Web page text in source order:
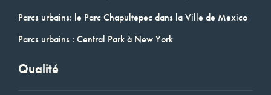
Parcs urbains: le Parc Chapultepec dans la Ville de Mexico
Parcs urbains : Central Park à New York
Qualité